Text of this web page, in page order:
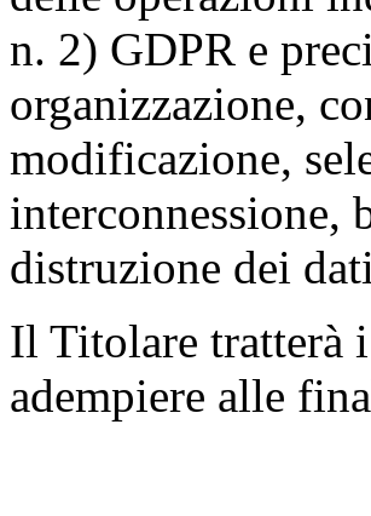
n. 2) GDPR e
organizzazione,
modificazione,
interconnessione,
distruzione dei
Il Titolare tratterà
adempiere alle